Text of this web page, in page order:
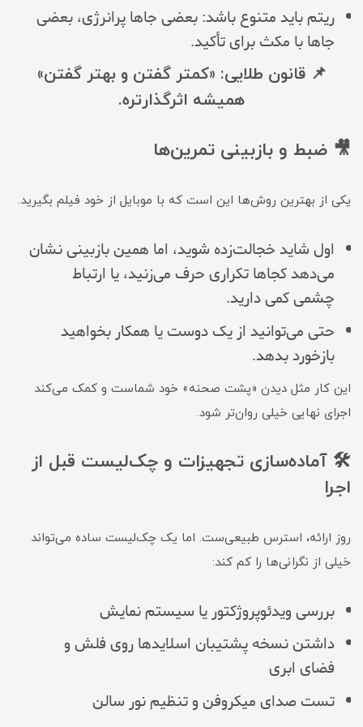
ریتم باید متنوع باشد: بعضی جاها پرانرژی، بعضی
جاها با مکث برای تأکید.
📌 قانون طلایی: «کمتر گفتن و بهتر گفتن»
همیشه اثرگذارتره.
🎥 ضبط و بازبینی تمرین‌ها
یکی از بهترین روش‌ها این است که با موبایل از خود فیلم بگیرید.
اول شاید خجالت‌زده شوید، اما همین بازبینی نشان
می‌دهد کجاها تکراری حرف می‌زنید، یا ارتباط
چشمی کمی دارید.
حتی می‌توانید از یک دوست یا همکار بخواهید
بازخورد بدهد.
این کار مثل دیدن «پشت صحنه» خود شماست و کمک می‌کند
اجرای نهایی خیلی روان‌تر شود.
🛠 آماده‌سازی تجهیزات و چک‌لیست قبل از
اجرا
روز ارائه، استرس طبیعی‌ست. اما یک چک‌لیست ساده می‌تواند
خیلی از نگرانی‌ها را کم کند:
بررسی ویدئوپروژکتور یا سیستم نمایش
داشتن نسخه پشتیبان اسلایدها روی فلش و
فضای ابری
تست صدای میکروفن و تنظیم نور سالن